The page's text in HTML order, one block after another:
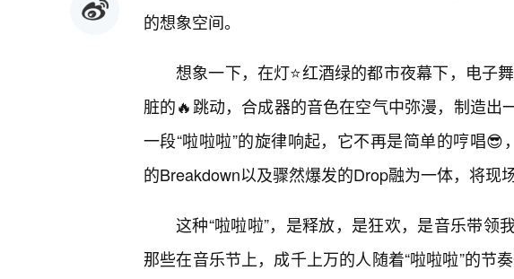
的想象空间。
想象一下，在灯⭐红酒绿的都市夜幕下，电子
脏的🔥跳动，合成器的音色在空气中弥漫，制造出
一段“啦啦啦”的旋律响起，它不再是简单的哼唱
的Breakdown以及骤然爆发的Drop融为一体，将现
这种“啦啦啦”，是释放，是狂欢，是音乐带领
那些在音乐节上，成千上万的人随着“啦啦啦”的节